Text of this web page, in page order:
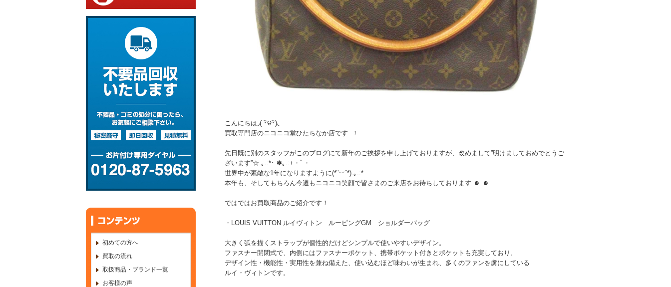
初めての方へ
買取の流れ
取扱商品・ブランド一覧
お客様の声
こんにちは◞( ･ิ౪･ิ)◟
買取専門店のニコニコ堂ひたちなか店です ！
先日既に別のスタッフがこのブログにて新年のご挨拶を申し上げておりますが、改めまして”明けましておめでとうご
ざいます”☆.｡.:*･ ✽｡.:+・ﾟ・
世界中が素敵な1年になりますように(*˘︶˘*).｡.:*
本年も、そしてもちろん今週もニコニコ笑顔で皆さまのご来店をお待ちしております ☻ ☻
ではではお買取商品のご紹介です！
・LOUIS VUITTON ルイヴィトン ルーピングGM ショルダーバッグ
大きく弧を描くストラップが個性的だけどシンプルで使いやすいデザイン。
ファスナー開閉式で、内側にはファスナーポケット、携帯ポケット付きとポケットも充実しており、
デザイン性・機能性・実用性を兼ね備えた、使い込むほど味わいが生まれ、多くのファンを虜にしている
ルイ・ヴィトンです。